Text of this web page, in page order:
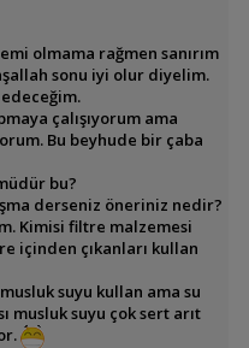
olmama rağmen sanırım
sonu iyi olur diyelim.
çalışıyorum ama
Bu beyhude bir çaba
bu?
derseniz öneriniz nedir?
Kimisi filtre malzemesi
içinden çıkanları kullan
suyu kullan ama su
musluk suyu çok sert arıt